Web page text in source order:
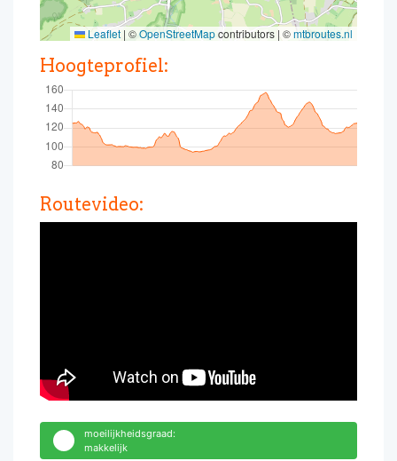
Leaflet | ©OpenStreetMapcontributors | ©mtbroutes.nl
Hoogteprofiel:
Routevideo:
moeilijkheidsgraad:
makkelijk